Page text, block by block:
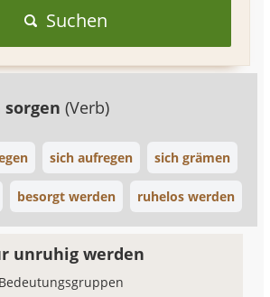
Suchen
sorgen(Verb)
sich aufregen sich grämen
besorgt werden ruhelos werden
unruhig werden